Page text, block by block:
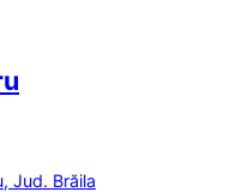
Jud. Brăila